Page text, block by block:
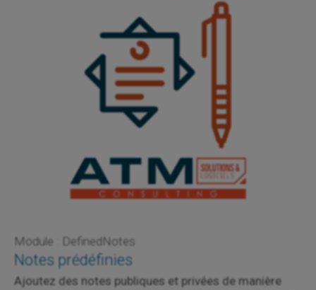
Module : DefinedNotes
Notes prédéfinies
Ajoutez des notes publiques et privées de manière